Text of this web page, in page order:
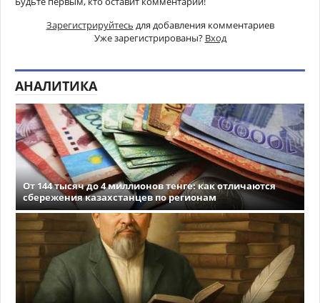
Зарегистрируйтесь для добавления комментариев
Уже зарегистрированы? Вход
АНАЛИТИКА
От 144 тысяч до 4 миллионов тенге: как отличаются
сбережения казахстанцев по регионам